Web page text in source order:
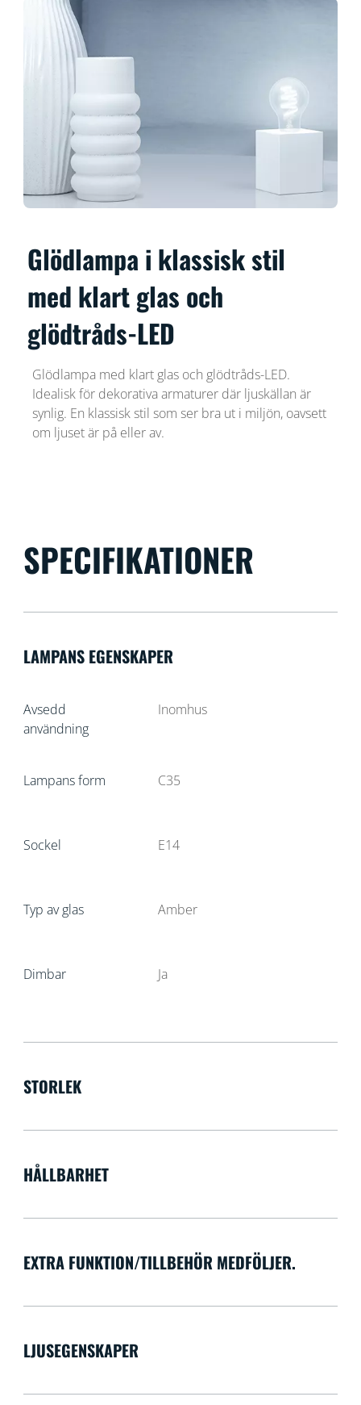
Glödlampa i klassisk stil
med klart glas och
glödtråds-LED
Glödlampa med klart glas och glödtråds-LED.
Idealisk för dekorativa armaturer där ljuskällan är
synlig. En klassisk stil som ser bra ut i miljön, oavsett
om ljuset är på eller av.
SPECIFIKATIONER
LAMPANS EGENSKAPER
Avsedd
användning
Inomhus
Lampans form C35
Sockel E14
Typ av glas Amber
Dimbar Ja
STORLEK
HÅLLBARHET
EXTRA FUNKTION/TILLBEHÖR MEDFÖLJER.
LJUSEGENSKAPER